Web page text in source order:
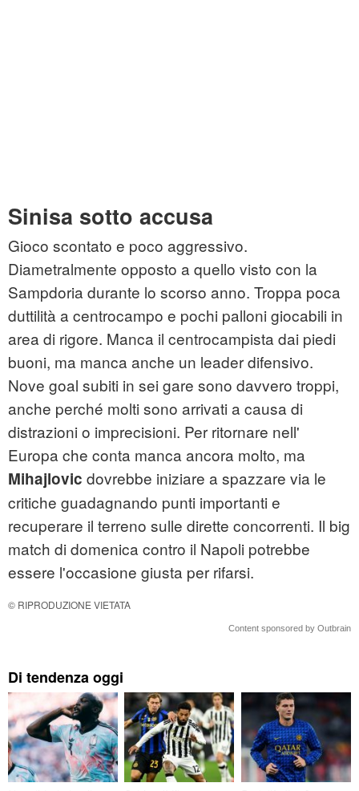
Sinisa sotto accusa
Gioco scontato e poco aggressivo.
Diametralmente opposto a quello visto con la
Sampdoria durante lo scorso anno. Troppa poca
duttilità a centrocampo e pochi palloni giocabili in
area di rigore. Manca il centrocampista dai piedi
buoni, ma manca anche un leader difensivo.
Nove goal subiti in sei gare sono davvero troppi,
anche perché molti sono arrivati a causa di
distrazioni o imprecisioni. Per ritornare nell'
Europa che conta manca ancora molto, ma
Mihajlovic dovrebbe iniziare a spazzare via le
critiche guadagnando punti importanti e
recuperare il terreno sulle dirette concorrenti. Il big
match di domenica contro il Napoli potrebbe
essere l'occasione giusta per rifarsi.
© RIPRODUZIONE VIETATA
Content sponsored by Outbrain
Di tendenza oggi